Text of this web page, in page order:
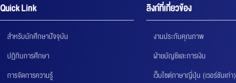
Quick Link
สำหรับนักศึกษาปัจจุบัน
ปฏิทินการศึกษา
การจัดการความรู้
ลิงก์ที่เกี่ยวข้อง
งานประกันคุณภาพ
ฝ่ายบัญชีและการเงิน
เว็บไซต์ภาษาญี่ปุ่น (เวอร์ชันเก่า)